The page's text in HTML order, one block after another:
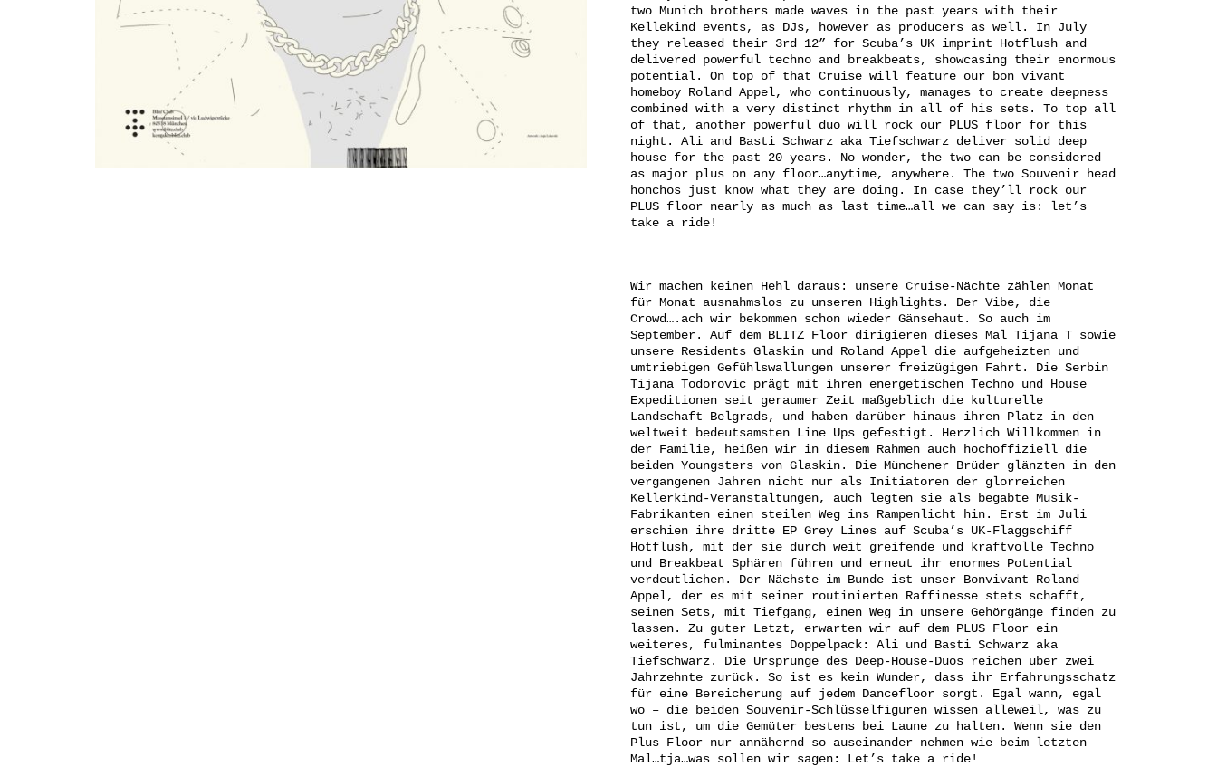
two Munich brothers made waves in the past years with their
Kellekind events, as DJs, however as producers as well. In July
they released their 3rd 12” for Scuba’s UK imprint Hotflush and
delivered powerful techno and breakbeats, showcasing their enormous
potential. On top of that Cruise will feature our bon vivant
homeboy Roland Appel, who continuously, manages to create deepness
combined with a very distinct rhythm in all of his sets. To top all
of that, another powerful duo will rock our PLUS floor for this
night. Ali and Basti Schwarz aka Tiefschwarz deliver solid deep
house for the past 20 years. No wonder, the two can be considered
as major plus on any floor…anytime, anywhere. The two Souvenir head
honchos just know what they are doing. In case they’ll rock our
PLUS floor nearly as much as last time…all we can say is: let’s
take a ride!
Wir machen keinen Hehl daraus: unsere Cruise-Nächte zählen Monat
für Monat ausnahmslos zu unseren Highlights. Der Vibe, die
Crowd….ach wir bekommen schon wieder Gänsehaut. So auch im
September. Auf dem BLITZ Floor dirigieren dieses Mal Tijana T sowie
unsere Residents Glaskin und Roland Appel die aufgeheizten und
umtriebigen Gefühlswallungen unserer freizügigen Fahrt. Die Serbin
Tijana Todorovic prägt mit ihren energetischen Techno und House
Expeditionen seit geraumer Zeit maßgeblich die kulturelle
Landschaft Belgrads, und haben darüber hinaus ihren Platz in den
weltweit bedeutsamsten Line Ups gefestigt. Herzlich Willkommen in
der Familie, heißen wir in diesem Rahmen auch hochoffiziell die
beiden Youngsters von Glaskin. Die Münchener Brüder glänzten in den
vergangenen Jahren nicht nur als Initiatoren der glorreichen
Kellerkind-Veranstaltungen, auch legten sie als begabte Musik-
Fabrikanten einen steilen Weg ins Rampenlicht hin. Erst im Juli
erschien ihre dritte EP Grey Lines auf Scuba’s UK-Flaggschiff
Hotflush, mit der sie durch weit greifende und kraftvolle Techno
und Breakbeat Sphären führen und erneut ihr enormes Potential
verdeutlichen. Der Nächste im Bunde ist unser Bonvivant Roland
Appel, der es mit seiner routinierten Raffinesse stets schafft,
seinen Sets, mit Tiefgang, einen Weg in unsere Gehörgänge finden zu
lassen. Zu guter Letzt, erwarten wir auf dem PLUS Floor ein
weiteres, fulminantes Doppelpack: Ali und Basti Schwarz aka
Tiefschwarz. Die Ursprünge des Deep-House-Duos reichen über zwei
Jahrzehnte zurück. So ist es kein Wunder, dass ihr Erfahrungsschatz
für eine Bereicherung auf jedem Dancefloor sorgt. Egal wann, egal
wo – die beiden Souvenir-Schlüsselfiguren wissen alleweil, was zu
tun ist, um die Gemüter bestens bei Laune zu halten. Wenn sie den
Plus Floor nur annähernd so auseinander nehmen wie beim letzten
Mal…tja…was sollen wir sagen: Let’s take a ride!